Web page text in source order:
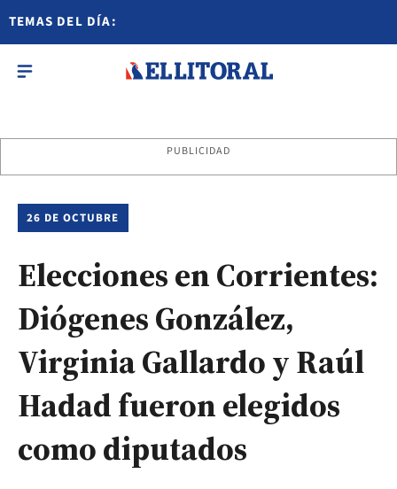
TEMAS DEL DÍA:
PUBLICIDAD
26 DE OCTUBRE
Elecciones en Corrientes:
Diógenes González,
Virginia Gallardo y Raúl
Hadad fueron elegidos
como diputados